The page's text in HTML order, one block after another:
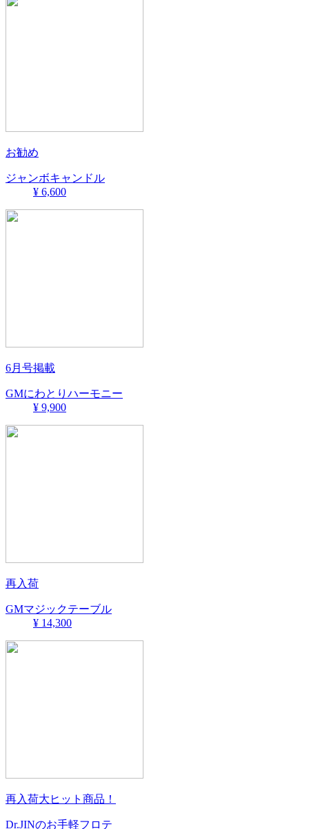
お勧め
ジャンボキャンドル
¥ 6,600
6月号掲載
GMにわとりハーモニー
¥ 9,900
再入荷
GMマジックテーブル
¥ 14,300
再入荷大ヒット商品！
Dr.JINのお手軽フロテ